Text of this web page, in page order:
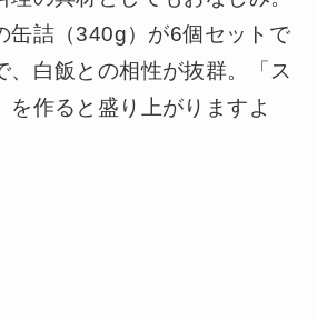
缶詰（340g）が6個セットで
、白飯との相性が抜群。「ス
を作ると盛り上がりますよ